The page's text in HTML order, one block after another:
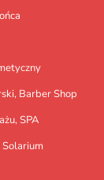
Barber Shop
SPA
Solarium